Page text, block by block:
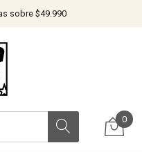
sobre $49.990
0